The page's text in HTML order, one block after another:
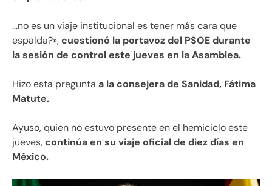
…no es un viaje institucional es tener más cara que
espalda?»,cuestionó la portavoz del PSOE durante
la sesión de control este jueves en la Asamblea.
Hizo esta pregunta a la consejera de Sanidad, Fátima
Matute.
Ayuso, quien no estuvo presente en el hemiciclo este
jueves,continúa en su viaje oficial de diez días en
México.